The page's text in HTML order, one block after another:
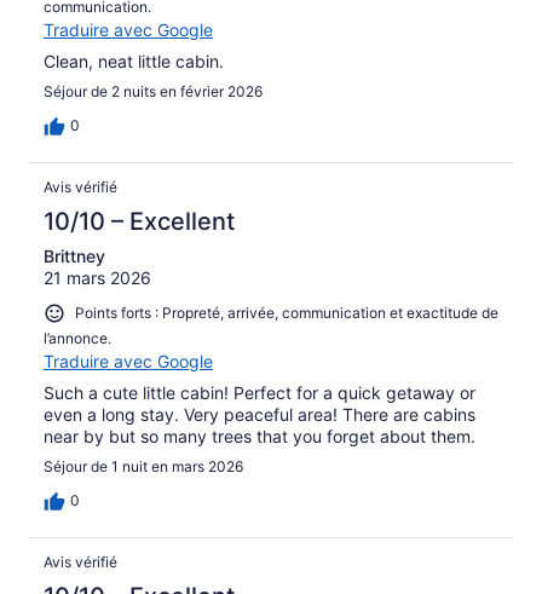
communication.
Traduire avec Google
Clean, neat little cabin.
Séjour de 2 nuits en février 2026
0
Avis vérifié
10/10 – Excellent
Brittney
21 mars 2026
Points forts : Propreté, arrivée, communication et exactitude de
l’annonce.
Traduire avec Google
Such a cute little cabin! Perfect for a quick getaway or
even a long stay. Very peaceful area! There are cabins
near by but so many trees that you forget about them.
Séjour de 1 nuit en mars 2026
0
Avis vérifié